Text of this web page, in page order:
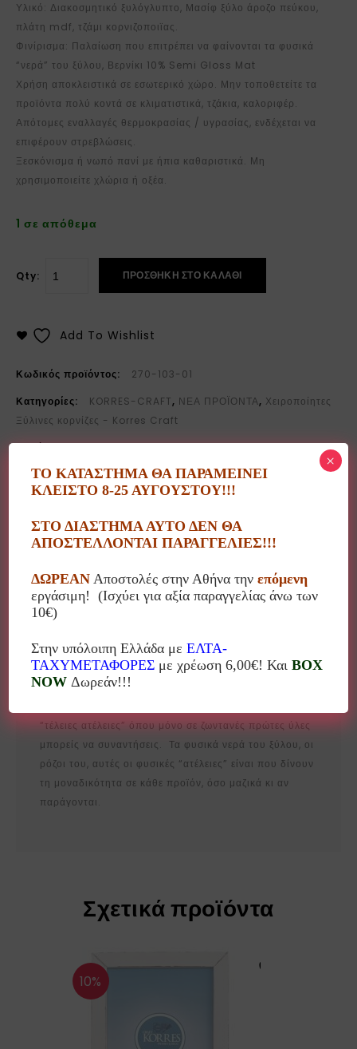
Υλικό: Διακοσμητικό ξυλόγλυπτο, Μασίφ ξύλο άροζο πεύκου,
πλάτη mdf, τζάμι κορνιζοποιϊας.
Φινίρισμα: Παλαίωση που επιτρέπει να φαίνονται τα φυσικά
“νερά” του ξύλου, Βερνίκι 10% Semi Gloss Mat
Χρήση αποκλειστικά σε εσωτερικό χώρο. Μην τοποθετείτε τα
προϊόντα πολύ κοντά σε κλιματιστικά, τζάκια, καλοριφέρ.
Απότομες εναλλαγές θερμοκρασίας / υγρασίας, ενδέχεται να
επιφέρουν στρεβλώσεις.
Ξεσκόνισμα ή νωπό πανί με ήπια καθαριστικά. Μη
χρησιμοποιείτε χλώρια ή οξέα.
1 σε απόθεμα
Qty: ΠΡΟΣΘΉΚΗ ΣΤΟ ΚΑΛΆΘΙ
Add To Wishlist
Κωδικός προϊόντος:
270-103-01
Κατηγορίες:
KORRES-CRAFT, ΝΕΑ ΠΡΟΪΟΝΤΑ, Χειροποίητες
Ξύλινες κορνίζες - Korres Craft
Ετικέτες: frame,KORRES CRAFT,κορνιζα,κορρες
Περιγραφή
Ξύλινα προϊόντα τεχνητής παλαίωσης, ελληνικού
Κορνίζες φωτογραφιών, δίσκοι σερβιρίσματος,
καθρέπτες τοίχου, στεφανοθήκες, κρεμάστρες κλπ.
“Perfect imperfections”: σ’ αυτές τις λέξεις βρίσκεται
“τέλειες ατέλειες” όπου μόνο σε ζωντανές πρώτες ύλες
μπορείς να συναντήσεις. Τα φυσικά νερά του ξύλου, οι
ρόζοι του, αυτές οι φυσικές “ατέλειες” είναι που δίνουν
τη μοναδικότητα σε κάθε προϊόν, όσο μαζικά κι αν
παράγονται.
Σχετικά προϊόντα
10%
ΤΟ ΚΑΤΑΣΤΗΜΑ ΘΑ ΠΑΡΑΜΕΙΝΕΙ
ΚΛΕΙΣΤΟ 8-25 ΑΥΓΟΥΣΤΟΥ!!!
ΣΤΟ ΔΙΑΣΤΗΜΑ ΑΥΤΟ ΔΕΝ ΘΑ
ΑΠΟΣΤΕΛΛΟΝΤΑΙ ΠΑΡΑΓΓΕΛΙΕΣ!!!
ΔΩΡΕΑΝ Αποστολές στην Αθήνα τηνεπόμενη
εργάσιμη! (Ισχύει για αξία παραγγελίας άνω των
10€)
Στην υπόλοιπη Ελλάδα μεΕΛΤΑ-
ΤΑΧΥΜΕΤΑΦΟΡΕΣ με χρέωση 6,00€! ΚαιBOX
NOW Δωρεάν!!!
×